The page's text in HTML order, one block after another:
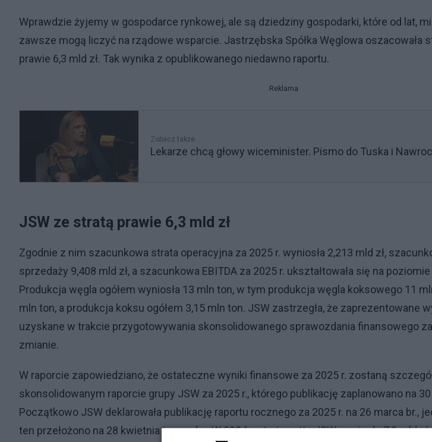
Wprawdzie żyjemy w gospodarce rynkowej, ale są dziedziny gospodarki, które od lat,
zawsze mogą liczyć na rządowe wsparcie. Jastrzębska Spółka Węglowa oszacowała
prawie 6,3 mld zł. Tak wynika z opublikowanego niedawno raportu.
Reklama
Zobacz także
Lekarze chcą głowy wiceminister. Pismo do Tuska i
JSW ze stratą prawie 6,3 mld zł
Zgodnie z nim szacunkowa strata operacyjna za 2025 r. wyniosła 2,213 mld zł,
sprzedaży 9,408 mld zł, a szacunkowa EBITDA za 2025 r. ukształtowała się na
Produkcja węgla ogółem wyniosła 13 mln ton, w tym produkcja węgla koksowego 11
mln ton, a produkcja koksu ogółem 3,15 mln ton. JSW zastrzegła, że zaprezentowane
uzyskane w trakcie przygotowywania skonsolidowanego sprawozdania finansowego
zmianie.
W raporcie zapowiedziano, że ostateczne wyniki finansowe za 2025 r. zostaną
skonsolidowanym raporcie grupy JSW za 2025 r., którego publikację zaplanowano na
Początkowo JSW deklarowała publikację raportu rocznego za 2025 r. na 26 marca br.,
ten przełożono na 28 kwietnia tego roku. W 2024 r. strata netto JSW wyniosła 7,3 mld